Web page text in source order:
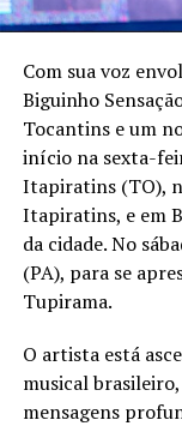
Com sua voz
Biguinho
Tocantins e um
início na sexta-
Itapiratins (TO),
Itapiratins, e em
da cidade. No
(PA), para se
Tupirama.
O artista está
musical
mensagens